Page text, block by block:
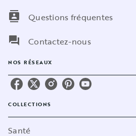
contacts
Questions fréquentes
question_answer
Contactez-nous
NOS RÉSEAUX
COLLECTIONS
Santé